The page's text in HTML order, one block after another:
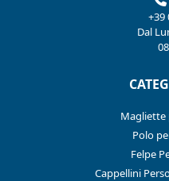
+39
Dal
Magliette
Polo
Felpe
Cappellini